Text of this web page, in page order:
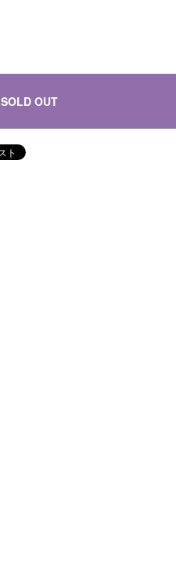
SOLD OUT